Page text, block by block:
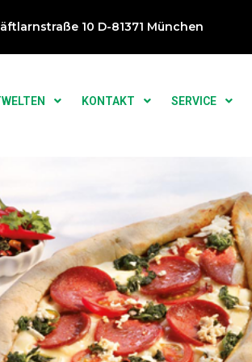
10 D-81371 München
KONTAKT SERVICE